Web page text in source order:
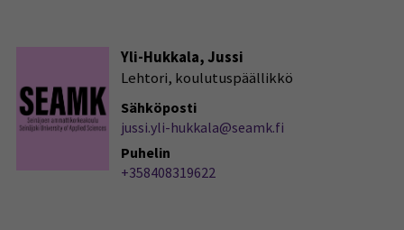
Yli-Hukkala, Jussi
Lehtori, koulutuspäällikkö
Sähköposti
jussi.yli-hukkala@seamk.fi
Puhelin
+358408319622